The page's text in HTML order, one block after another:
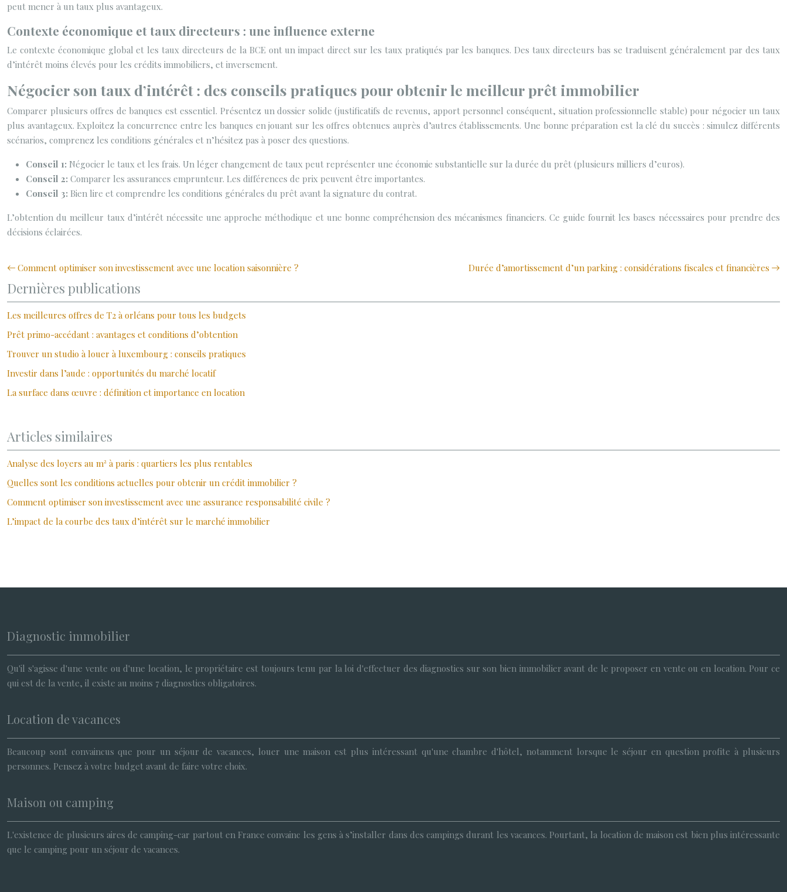
peut mener à un taux plus avantageux.
Contexte économique et taux directeurs : une influence externe
Le contexte économique global et les taux directeurs de la BCE ont un impact direct sur les taux pratiqués par les banques. Des taux directeurs bas se traduisent généralement par des taux
d’intérêt moins élevés pour les crédits immobiliers, et inversement.
Négocier son taux d’intérêt : des conseils pratiques pour obtenir le meilleur prêt immobilier
Comparer plusieurs offres de banques est essentiel. Présentez un dossier solide (justificatifs de revenus, apport personnel conséquent, situation professionnelle stable) pour négocier un taux
plus avantageux. Exploitez la concurrence entre les banques en jouant sur les offres obtenues auprès d’autres établissements. Une bonne préparation est la clé du succès : simulez différents
scénarios, comprenez les conditions générales et n’hésitez pas à poser des questions.
Conseil 1: Négocier le taux et les frais. Un léger changement de taux peut représenter une économie substantielle sur la durée du prêt (plusieurs milliers d’euros).
Conseil 2: Comparer les assurances emprunteur. Les différences de prix peuvent être importantes.
Conseil 3: Bien lire et comprendre les conditions générales du prêt avant la signature du contrat.
L’obtention du meilleur taux d’intérêt nécessite une approche méthodique et une bonne compréhension des mécanismes financiers. Ce guide fournit les bases nécessaires pour prendre des
décisions éclairées.
Comment optimiser son investissement avec une location saisonnière ? Durée d’amortissement d’un parking : considérations fiscales et financières
Dernières publications
Les meilleures offres de T2 à orléans pour tous les budgets
Prêt primo-accédant : avantages et conditions d’obtention
Trouver un studio à louer à luxembourg : conseils pratiques
Investir dans l’aude : opportunités du marché locatif
La surface dans œuvre : définition et importance en location
Articles similaires
Analyse des loyers au m² à paris : quartiers les plus rentables
Quelles sont les conditions actuelles pour obtenir un crédit immobilier ?
Comment optimiser son investissement avec une assurance responsabilité civile ?
L’impact de la courbe des taux d’intérêt sur le marché immobilier
Diagnostic immobilier
Qu'il s'agisse d'une vente ou d'une location, le propriétaire est toujours tenu par la loi d'effectuer des diagnostics sur son bien immobilier avant de le proposer en vente ou en location. Pour ce
qui est de la vente, il existe au moins 7 diagnostics obligatoires.
Location de vacances
Beaucoup sont convaincus que pour un séjour de vacances, louer une maison est plus intéressant qu'une chambre d'hôtel, notamment lorsque le séjour en question profite à plusieurs
personnes. Pensez à votre budget avant de faire votre choix.
Maison ou camping
L'existence de plusieurs aires de camping-car partout en France convainc les gens à s’installer dans des campings durant les vacances. Pourtant, la location de maison est bien plus intéressante
que le camping pour un séjour de vacances.